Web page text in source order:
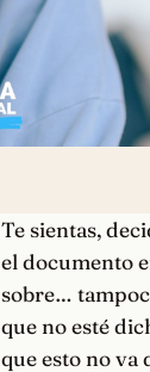
Te sientas,
el documento
sobre…
que no esté
que esto no va